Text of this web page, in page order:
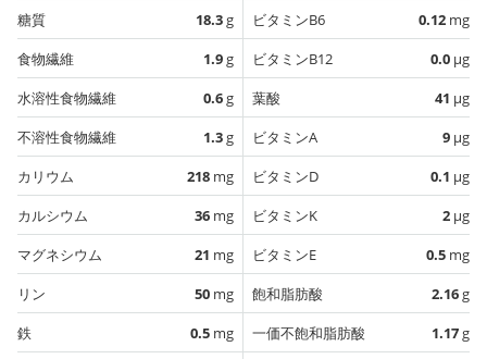
糖質
18.3g
食物繊維
1.9g
水溶性食物繊維
0.6g
不溶性食物繊維
1.3g
カリウム
218 mg
カルシウム
36 mg
マグネシウム
21 mg
リン
50 mg
鉄
0.5 mg
ビタミンB6
0.12 mg
ビタミンB12
0.0 µg
葉酸
41 µg
ビタミンA
9 µg
ビタミンD
0.1 µg
ビタミンK
2 µg
ビタミンE
0.5 mg
飽和脂肪酸
2.16g
一価不飽和脂肪酸
1.17g